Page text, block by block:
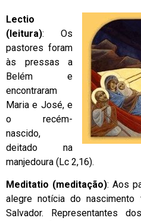
Lectio
(leitura): Os
pastores foram
às pressas a
Belém e
encontraram
Maria e José, e
o recém-
nascido,
deitado na
manjedoura (Lc 2,16).
Meditatio (meditação): Aos
alegre notícia do
Salvador. Representantes